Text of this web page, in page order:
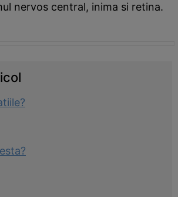
nervos central, inima si retina.